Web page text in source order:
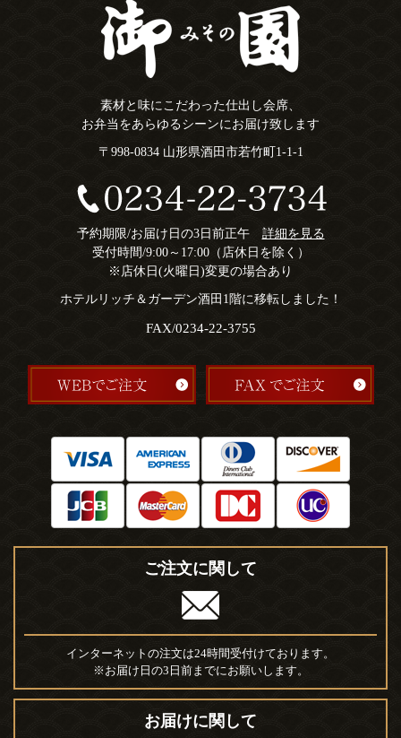
素材と味にこだわった仕出し会席、
お弁当をあらゆるシーンにお届け致します
〒998-0834 山形県酒田市若竹町1-1-1
予約期限/お届け日の3日前正午 詳細を見る
受付時間/9:00～17:00（店休日を除く）
※店休日(火曜日)変更の場合あり
ホテルリッチ＆ガーデン酒田1階に移転しました！
FAX/0234-22-3755
ご注文に関して
インターネットの注文は24時間受付けております。
※お届け日の3日前までにお願いします。
お届けに関して